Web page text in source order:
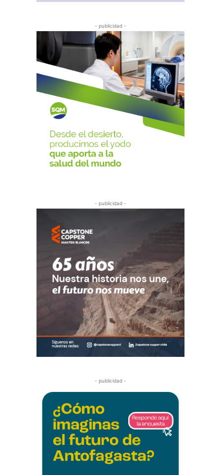
- publicidad -
- publicidad -
- publicidad -